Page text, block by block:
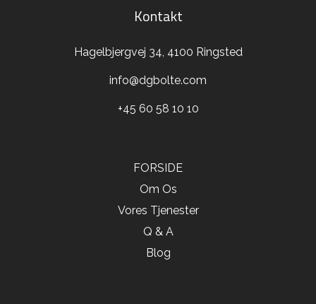
Kontakt
Hagelbjergvej 34, 4100 Ringsted
info@dgbolte.com
+45 60 58 10 10
FORSIDE
Om Os
Vores Tjenester
Q & A
Blog